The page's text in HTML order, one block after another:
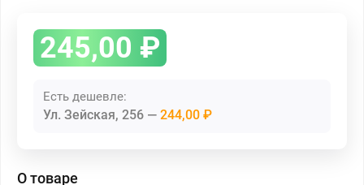
245,00 ₽
Есть дешевле:
Ул. Зейская, 256 244,00 ₽
О товаре